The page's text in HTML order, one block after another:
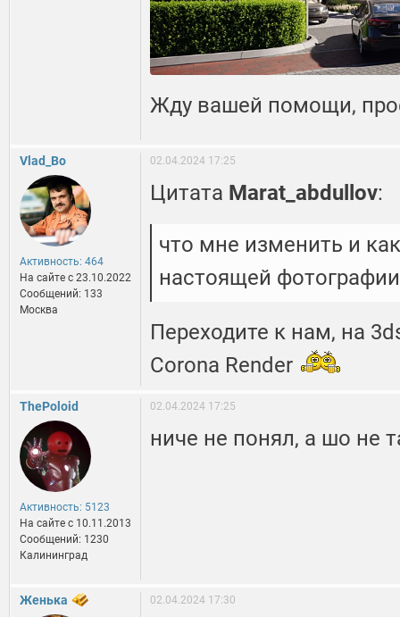
Жду вашей помощи,
Vlad_Bo
Активность: 464
На сайте c 23.10.2022
Сообщений: 133
Москва
02.04.2024 17:25
Цитата Marat_abdullov:
что мне изменить и
настоящей
Переходите к нам, на
Corona Render
ThePoloid
Активность: 5123
На сайте c 10.11.2013
Сообщений: 1230
Калининград
02.04.2024 17:25
ниче не понял, а шо не
Женька 02.04.2024 17:30